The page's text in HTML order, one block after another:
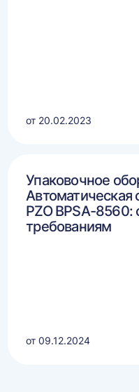
от 20.02.2023
Упаковочное
PZO BPSA-8560:
требованиям
от 09.12.2024